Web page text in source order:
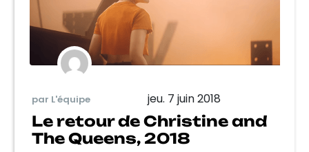
par L'équipe jeu. 7 juin 2018
Le retour de Christine and
The Queens, 2018